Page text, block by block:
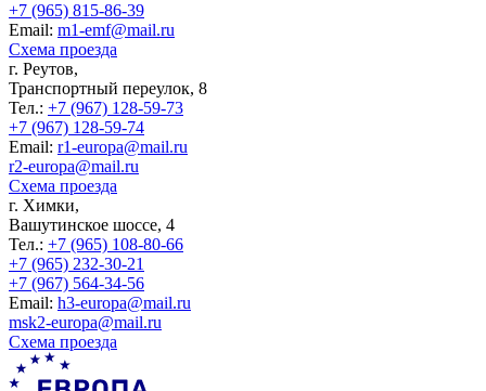
+7 (965) 815-86-39
Еmail: m1-emf@mail.ru
Схема проезда
г. Реутов,
Транспортный переулок, 8
Тел.: +7 (967) 128-59-73
+7 (967) 128-59-74
Еmail: r1-europa@mail.ru
r2-europa@mail.ru
Схема проезда
г. Химки,
Вашутинское шоссе, 4
Тел.: +7 (965) 108-80-66
+7 (965) 232-30-21
+7 (967) 564-34-56
Еmail: h3-europa@mail.ru
msk2-europa@mail.ru
Схема проезда